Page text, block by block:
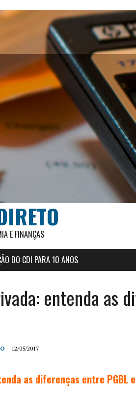
E FINANÇAS
DO CDI PARA 10 ANOS
entenda as
12/05/2017
as diferenças entre PGBL